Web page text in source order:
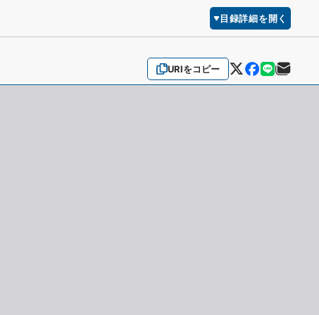
目録詳細を開く
URIをコピー